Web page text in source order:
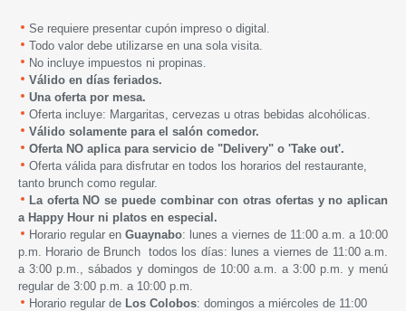
Se requiere presentar cupón impreso o digital.
Todo valor debe utilizarse en una sola visita.
No incluye impuestos ni propinas.
Válido en días feriados.
Una oferta por mesa.
Oferta incluye: Margaritas, cervezas u otras bebidas alcohólicas.
Válido solamente para el salón comedor.
Oferta NO aplica para servicio de "Delivery" o 'Take out'.
Oferta válida para disfrutar en todos los horarios del restaurante,
tanto brunch como regular.
La oferta NO se puede combinar con otras ofertas y no aplican
a Happy Hour ni platos en especial.
Horario regular enGuaynabo: lunes a viernes de 11:00 a.m. a 10:00
p.m. Horario de Brunch todos los días: lunes a viernes de 11:00 a.m.
a 3:00 p.m., sábados y domingos de 10:00 a.m. a 3:00 p.m. y menú
regular de 3:00 p.m. a 10:00 p.m.
Horario regular de Los Colobos: domingos a miércoles de 11:00